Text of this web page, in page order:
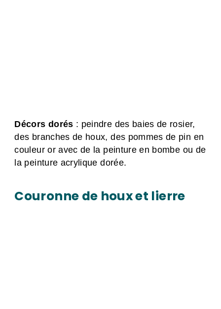
Décors dorés : peindre des baies de rosier,
des branches de houx, des pommes de pin en
couleur or avec de la peinture en bombe ou de
la peinture acrylique dorée.
Couronne de houx et lierre